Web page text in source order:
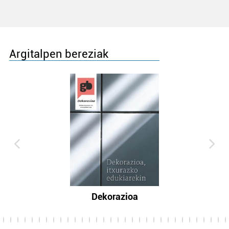
Argitalpen bereziak
Dekorazioa